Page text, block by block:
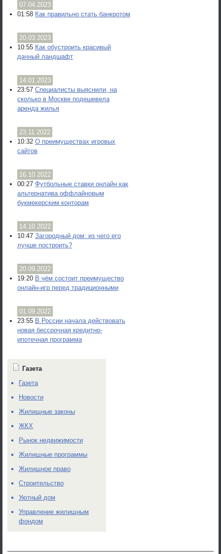
07.04.2023
01:58 Как правильно стать банкротом
20.03.2023
10:55 Как обустроить красивый
дачный ландшафт
14.01.2023
23:57 Специалисты выяснили, на
сколько в Москве подешевела
аренда жилья
23.11.2022
10:32 О преимуществах игровых
сайтов
16.10.2022
00:27 Футбольные ставки онлайн как
альтернатива оффлайновым
букмекерским конторам
14.10.2022
10:47 Загородный дом: из чего его
лучше построить?
20.09.2022
19:20 В чём состоит преимущество
онлайн-игр перед традиционными
01.09.2022
23:55 В России начала действовать
новая бессрочная кредитно-
ипотечная программа
Газета
Газета
Новости
Жилищные законы
ЖКХ
Рынок недвижимости
Жилищные программы
Жилищное право
Строительство
Уютный дом
Управление жилищным
фондом